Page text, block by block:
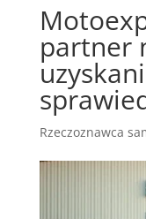
partner
Rzeczoznawca